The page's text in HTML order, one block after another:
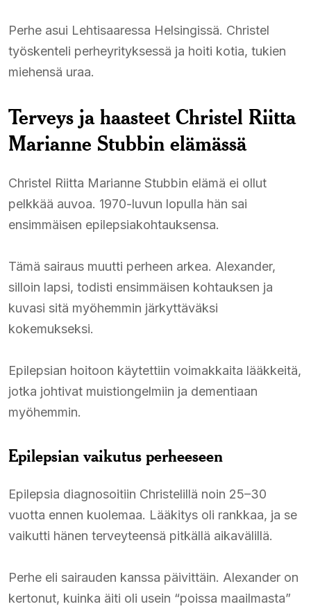
Perhe asui Lehtisaaressa Helsingissä. Christel
työskenteli perheyrityksessä ja hoiti kotia, tukien
miehensä uraa.
Terveys ja haasteet Christel Riitta
Marianne Stubbin elämässä
Christel Riitta Marianne Stubbin elämä ei ollut
pelkkää auvoa. 1970-luvun lopulla hän sai
ensimmäisen epilepsiakohtauksensa.
Tämä sairaus muutti perheen arkea. Alexander,
silloin lapsi, todisti ensimmäisen kohtauksen ja
kuvasi sitä myöhemmin järkyttäväksi
kokemukseksi.
Epilepsian hoitoon käytettiin voimakkaita lääkkeitä,
jotka johtivat muistiongelmiin ja dementiaan
myöhemmin.
Epilepsian vaikutus perheeseen
Epilepsia diagnosoitiin Christelillä noin 25–30
vuotta ennen kuolemaa. Lääkitys oli rankkaa, ja se
vaikutti hänen terveyteensä pitkällä aikavälillä.
Perhe eli sairauden kanssa päivittäin. Alexander on
kertonut, kuinka äiti oli usein “poissa maailmasta”